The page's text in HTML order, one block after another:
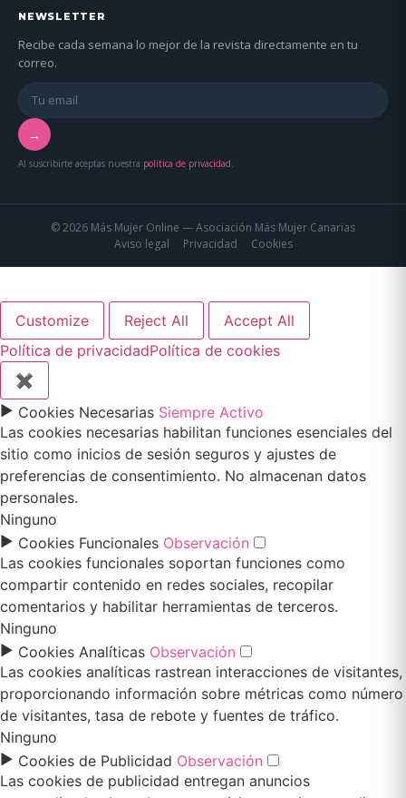
NEWSLETTER
Recibe cada semana lo mejor de la revista directamente en tu
correo.
→
Al suscribirte aceptas nuestra política de privacidad.
© 2026 Más Mujer Online — Asociación Más Mujer Canarias
Aviso legal
Privacidad Cookies
Customize Reject All
Accept All
Política de privacidadPolítica de cookies
✖
► Cookies Necesarias Siempre Activo
Las cookies necesarias habilitan funciones esenciales del
sitio como inicios de sesión seguros y ajustes de
preferencias de consentimiento. No almacenan datos
personales.
Ninguno
► Cookies Funcionales Observación
Las cookies funcionales soportan funciones como
compartir contenido en redes sociales, recopilar
comentarios y habilitar herramientas de terceros.
Ninguno
► Cookies Analíticas Observación
Las cookies analíticas rastrean interacciones de visitantes,
proporcionando información sobre métricas como número
de visitantes, tasa de rebote y fuentes de tráfico.
Ninguno
► Cookies de Publicidad Observación
Las cookies de publicidad entregan anuncios